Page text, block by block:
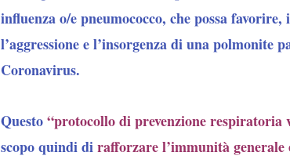
influenza o/e pneumococco, che possa
l’aggressione e l’insorgenza di una polmonite
Coronavirus.
Questo“protocollo di prevenzione respiratoria
scopo quindi dirafforzare l’immunità generale